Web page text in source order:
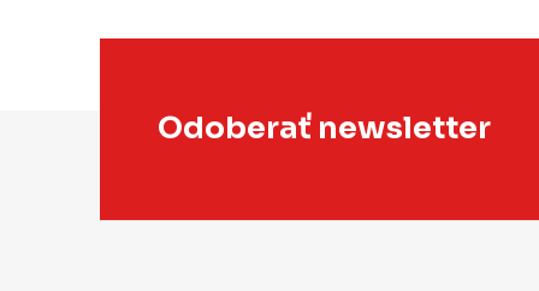
Odoberať newsletter